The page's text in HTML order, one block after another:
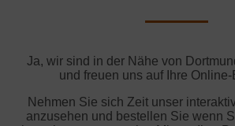
Ja, wir sind in der Nähe von
und freuen uns auf Ihre
Nehmen Sie sich Zeit unser
anzusehen und bestellen Sie wenn